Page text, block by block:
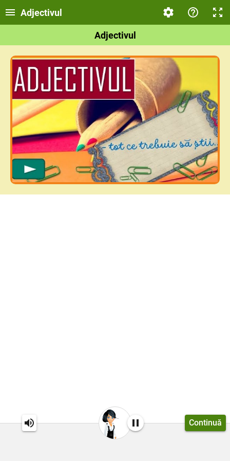
Continuă
Adjectivul
Adjectivul